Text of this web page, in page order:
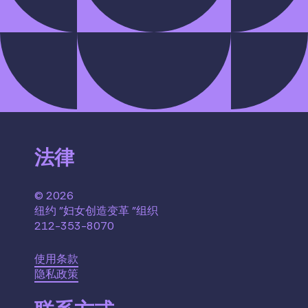
法律
© 2026
纽约 "妇女创造变革 "组织
212-353-8070
使用条款
隐私政策